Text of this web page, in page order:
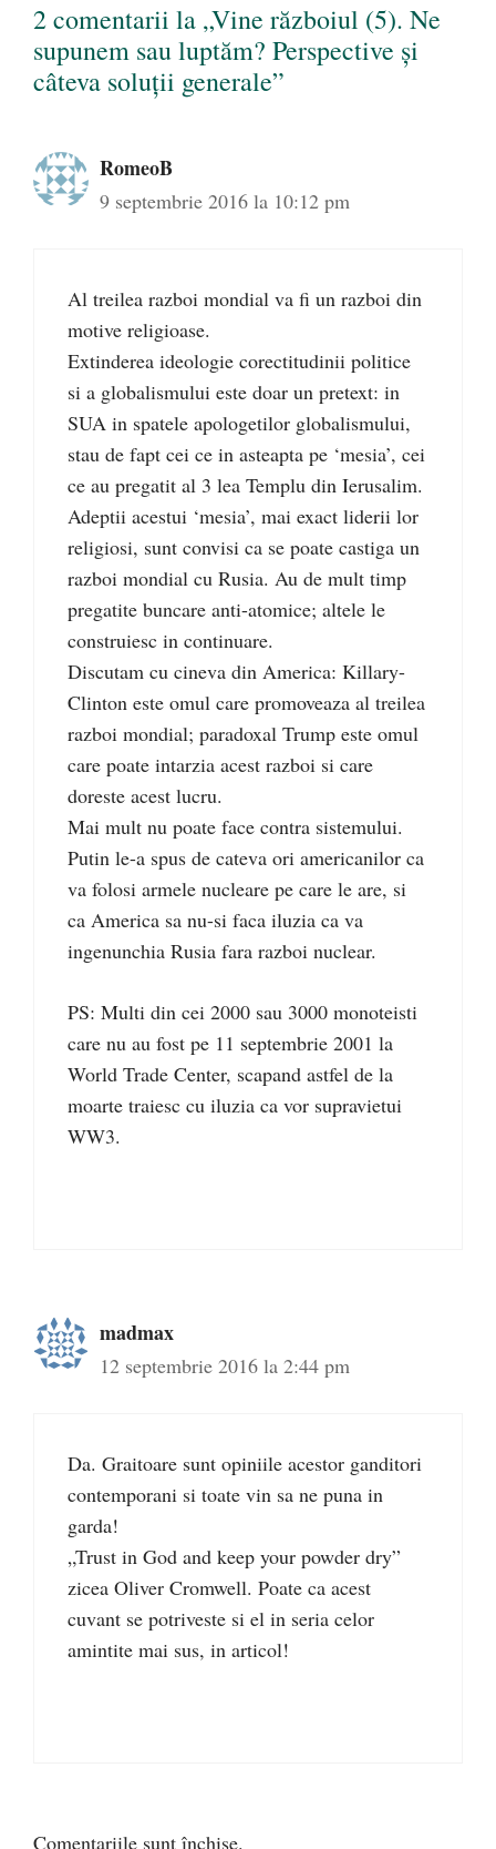
2 comentarii la „Vine războiul (5). Ne
supunem sau luptăm? Perspective şi
câteva soluţii generale”
RomeoB
9 septembrie 2016 la 10:12 pm
Al treilea razboi mondial va fi un razboi din
motive religioase.
Extinderea ideologie corectitudinii politice
si a globalismului este doar un pretext: in
SUA in spatele apologetilor globalismului,
stau de fapt cei ce in asteapta pe ‘mesia’, cei
ce au pregatit al 3 lea Templu din Ierusalim.
Adeptii acestui ‘mesia’, mai exact liderii lor
religiosi, sunt convisi ca se poate castiga un
razboi mondial cu Rusia. Au de mult timp
pregatite buncare anti-atomice; altele le
construiesc in continuare.
Discutam cu cineva din America: Killary-
Clinton este omul care promoveaza al treilea
razboi mondial; paradoxal Trump este omul
care poate intarzia acest razboi si care
doreste acest lucru.
Mai mult nu poate face contra sistemului.
Putin le-a spus de cateva ori americanilor ca
va folosi armele nucleare pe care le are, si
ca America sa nu-si faca iluzia ca va
ingenunchia Rusia fara razboi nuclear.
PS: Multi din cei 2000 sau 3000 monoteisti
care nu au fost pe 11 septembrie 2001 la
World Trade Center, scapand astfel de la
moarte traiesc cu iluzia ca vor supravietui
WW3.
madmax
12 septembrie 2016 la 2:44 pm
Da. Graitoare sunt opiniile acestor ganditori
contemporani si toate vin sa ne puna in
garda!
„Trust in God and keep your powder dry”
zicea Oliver Cromwell. Poate ca acest
cuvant se potriveste si el in seria celor
amintite mai sus, in articol!
Comentariile sunt închise.